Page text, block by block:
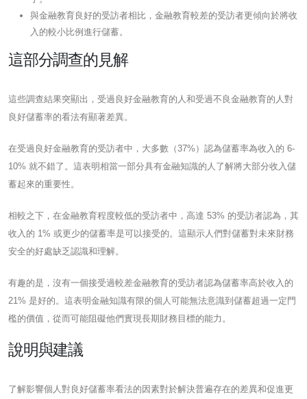
與金融教育良好的受訪者相比，金融教育較差的受訪者更傾向於將收
入的較小比例進行儲蓄。
這部分調查的見解
這些調查結果突顯出，受過良好金融教育的人和受過不良金融教育的人對
良好儲蓄率的看法有顯著差異。
在受過良好金融教育的受訪者中，大多數（37%）認為儲蓄率為收入的 6-
10% 就不錯了。這表明相當一部分具有金融知識的人了解將大部分收入儲
蓄起來的重要性。
相較之下，在金融教育程度較低的受訪者中，高達 53% 的受訪者認為，其
收入的 1% 或更少的儲蓄率是可以接受的。這顯示人們對儲蓄對未來財務
安全的好處缺乏認識和理解。
有趣的是，沒有一個接受過較差金融教育的受訪者認為儲蓄率高於收入的
21% 是好的。這表明金融知識有限的個人可能無法意識到儲蓄超過一定門
檻的價值，從而可能阻礙他們實現長期財務目標的能力。
說明與建議
了解影響個人對良好儲蓄率看法的因素對於解決普遍存在的差異和促進更